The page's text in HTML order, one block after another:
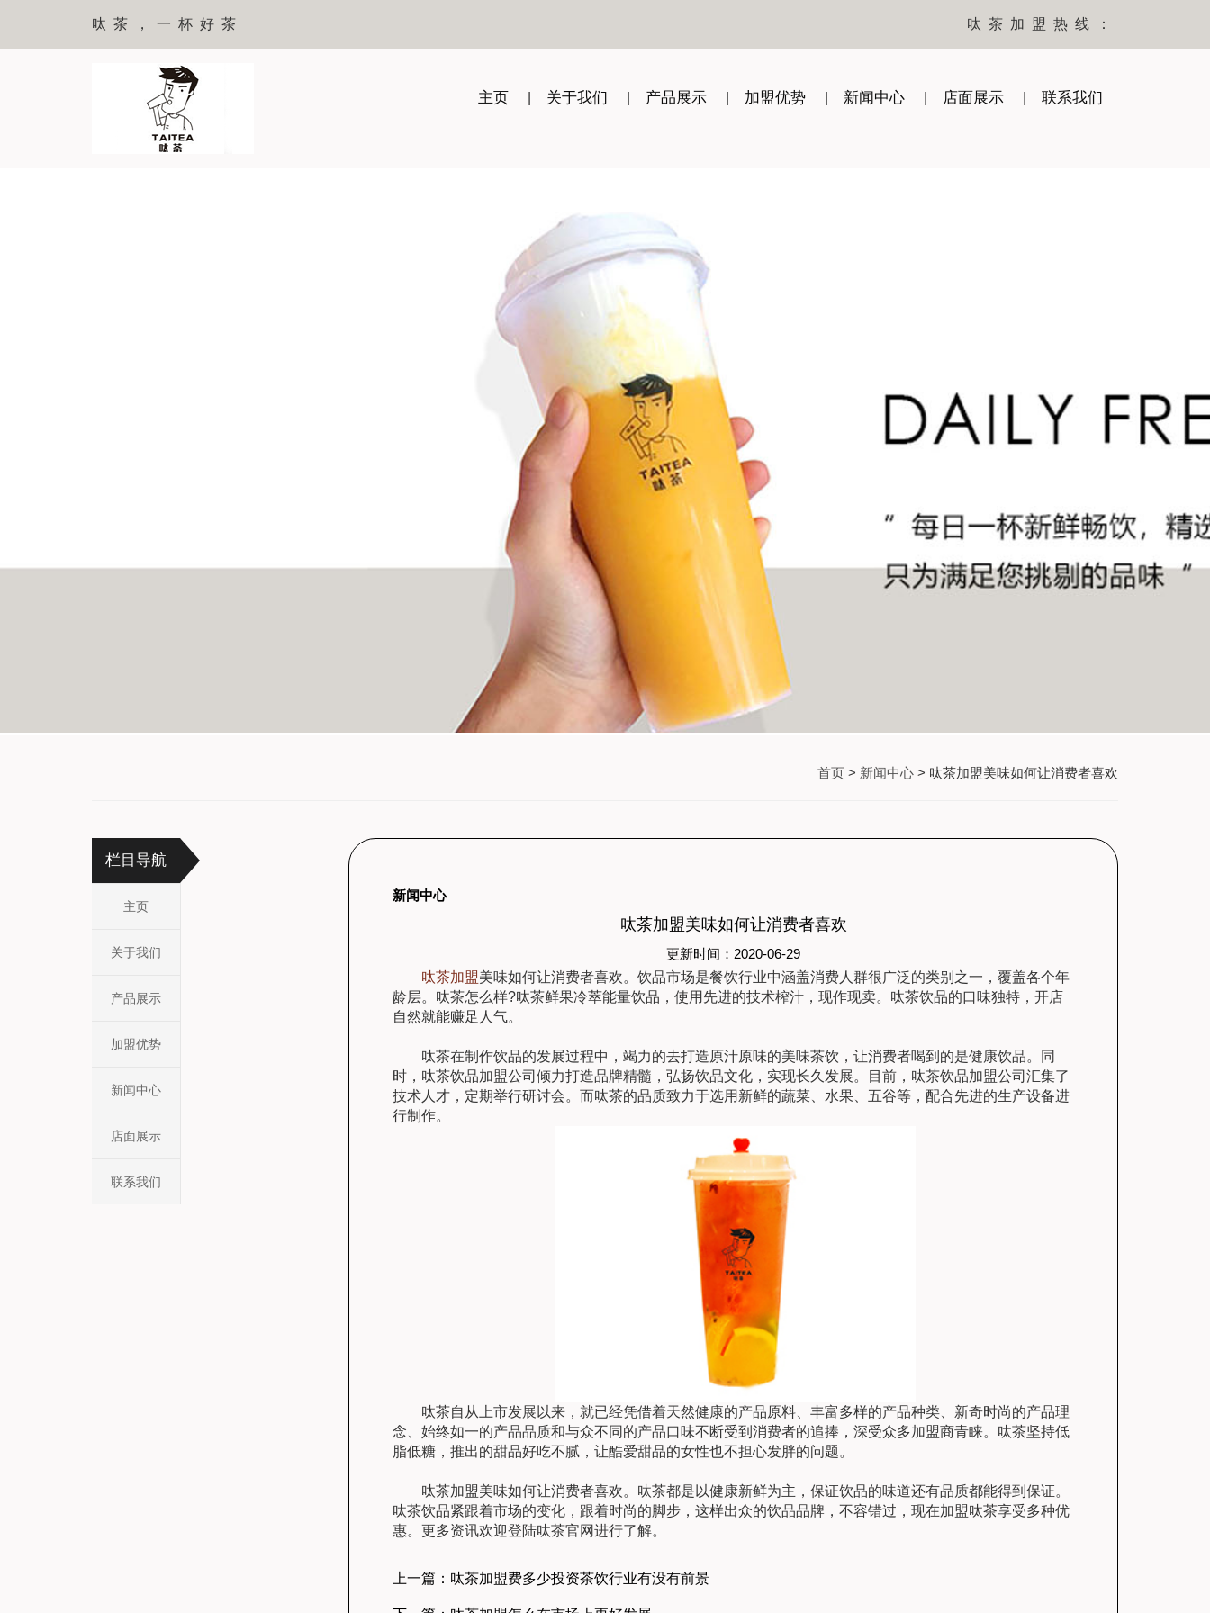
呔茶，一杯好茶 呔茶加盟热线：
主页 关于我们 产品展示 加盟优势 新闻中心 店面展示 联系我们
首页 > 新闻中心 > 呔茶加盟美味如何让消费者喜欢
栏目导航
主页
关于我们
产品展示
加盟优势
新闻中心
店面展示
联系我们
新闻中心
呔茶加盟美味如何让消费者喜欢
更新时间：2020-06-29
呔茶加盟美味如何让消费者喜欢。饮品市场是餐饮行业中涵盖消费人群很广泛的类别之一，覆盖各个年
龄层。呔茶怎么样?呔茶鲜果冷萃能量饮品，使用先进的技术榨汁，现作现卖。呔茶饮品的口味独特，开店
自然就能赚足人气。
呔茶在制作饮品的发展过程中，竭力的去打造原汁原味的美味茶饮，让消费者喝到的是健康饮品。同
时，呔茶饮品加盟公司倾力打造品牌精髓，弘扬饮品文化，实现长久发展。目前，呔茶饮品加盟公司汇集了
技术人才，定期举行研讨会。而呔茶的品质致力于选用新鲜的蔬菜、水果、五谷等，配合先进的生产设备进
行制作。
呔茶自从上市发展以来，就已经凭借着天然健康的产品原料、丰富多样的产品种类、新奇时尚的产品理
念、始终如一的产品品质和与众不同的产品口味不断受到消费者的追捧，深受众多加盟商青睐。呔茶坚持低
脂低糖，推出的甜品好吃不腻，让酷爱甜品的女性也不担心发胖的问题。
呔茶加盟美味如何让消费者喜欢。呔茶都是以健康新鲜为主，保证饮品的味道还有品质都能得到保证。
呔茶饮品紧跟着市场的变化，跟着时尚的脚步，这样出众的饮品品牌，不容错过，现在加盟呔茶享受多种优
惠。更多资讯欢迎登陆呔茶官网进行了解。
上一篇：呔茶加盟费多少投资茶饮行业有没有前景